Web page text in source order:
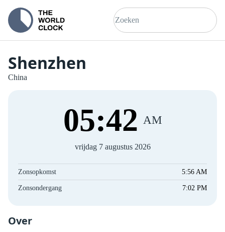
Shenzhen
China
05:42 AM
vrijdag 7 augustus 2026
Zonsopkomst 5:56 AM
Zonsondergang 7:02 PM
Over